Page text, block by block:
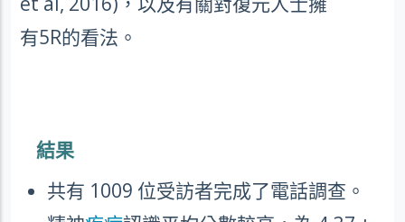
有5R的看法。
結果
共有 1009 位受訪者完成了電話調查。